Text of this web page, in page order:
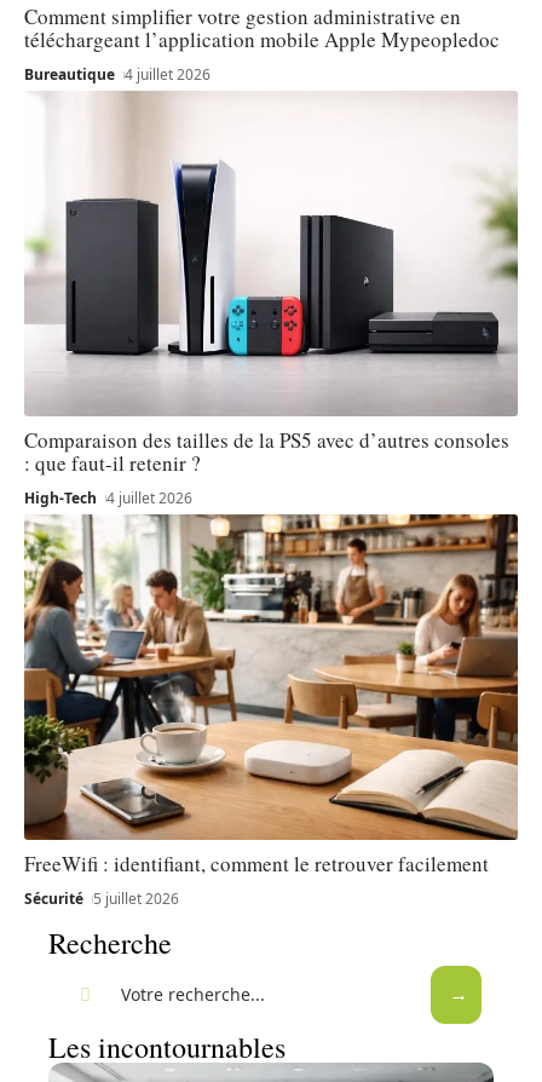
Comment simplifier votre gestion administrative en
téléchargeant l’application mobile Apple Mypeopledoc
Bureautique 4 juillet 2026
Comparaison des tailles de la PS5 avec d’autres consoles
: que faut-il retenir ?
High-Tech 4 juillet 2026
FreeWifi : identifiant, comment le retrouver facilement
Sécurité 5 juillet 2026
Recherche
Les incontournables